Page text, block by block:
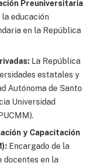
Preuniversitaria
la educación
en la República
La República
estatales y
Autónoma de Santo
Universidad
y Capacitación
Encargado de la
docentes en la